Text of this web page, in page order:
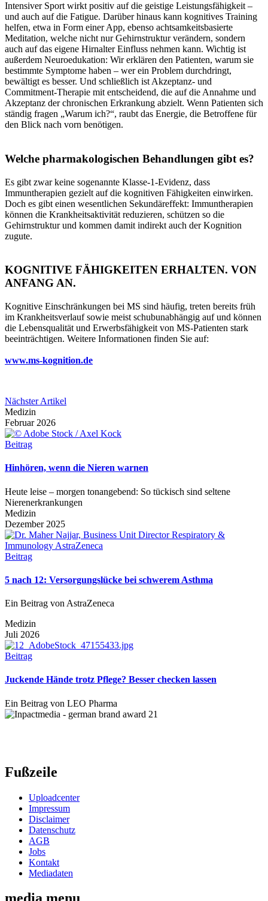
Intensiver Sport wirkt positiv auf die geistige Leistungsfähigkeit –
und auch auf die Fatigue. Darüber hinaus kann kognitives Training
helfen, etwa in Form einer App, ebenso achtsamkeitsbasierte
Meditation, welche nicht nur Gehirnstruktur verändern, sondern
auch auf das eigene Hirnalter Einfluss nehmen kann. Wichtig ist
außerdem Neuroedukation: Wir erklären den Patienten, warum sie
bestimmte Symptome haben – wer ein Problem durchdringt,
bewältigt es besser. Und schließlich ist Akzeptanz- und
Commitment-Therapie mit entscheidend, die auf die Annahme und
Akzeptanz der chronischen Erkrankung abzielt. Wenn Patienten sich
ständig fragen „Warum ich?“, raubt das Energie, die Betroffene für
den Blick nach vorn benötigen.
Welche pharmakologischen Behandlungen gibt es?
Es gibt zwar keine sogenannte Klasse-1-Evidenz, dass
Immuntherapien gezielt auf die kognitiven Fähigkeiten einwirken.
Doch es gibt einen wesentlichen Sekundäreffekt: Immuntherapien
können die Krankheitsaktivität reduzieren, schützen so die
Gehirnstruktur und kommen damit indirekt auch der Kognition
zugute.
KOGNITIVE FÄHIGKEITEN ERHALTEN. VON
ANFANG AN.
Kognitive Einschränkungen bei MS sind häufig, treten bereits früh
im Krankheitsverlauf sowie meist schubunabhängig auf und können
die Lebensqualität und Erwerbsfähigkeit von MS-Patienten stark
beeinträchtigen. Weitere Informationen finden Sie auf:
www.ms-kognition.de
Nächster Artikel
Medizin
Februar 2026
Beitrag
Hinhören, wenn die Nieren warnen
Heute leise – morgen tonangebend: So tückisch sind seltene
Nierenerkrankungen
Medizin
Dezember 2025
Beitrag
5 nach 12: Versorgungslücke bei schwerem Asthma
Ein Beitrag von AstraZeneca
Medizin
Juli 2026
Beitrag
Juckende Hände trotz Pflege? Besser checken lassen
Ein Beitrag von LEO Pharma
Fußzeile
Uploadcenter
Impressum
Disclaimer
Datenschutz
AGB
Jobs
Kontakt
Mediadaten